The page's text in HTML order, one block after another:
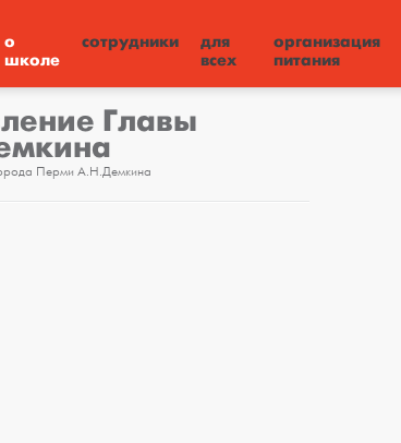
о
школе
сотрудники
для
всех
организация
питания
Главы
Перми А.Н.Демкина